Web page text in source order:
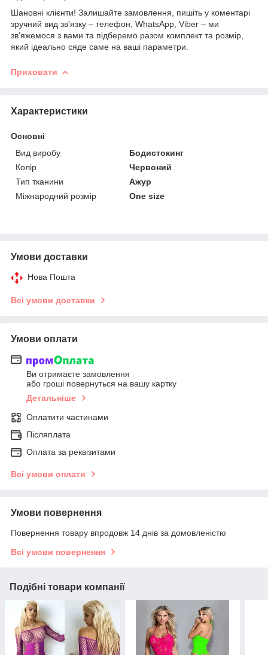
Шановні клієнти! Залишайте замовлення, пишіть у коментарі
зручний вид зв'язку – телефон, WhatsApp, Viber – ми
зв'яжемося з вами та підберемо разом комплект та розмір,
який ідеально сяде саме на ваші параметри.
Приховати
Характеристики
Основні
Вид виробу
Бодистокинг
Колір
Червоний
Тип тканини
Ажур
Міжнародний розмір
One size
Умови доставки
Нова Пошта
Всі умови доставки
Умови оплати
Ви отримаєте замовлення
або гроші повернуться на вашу картку
Детальніше
Оплатити частинами
Післяплата
Оплата за реквізитами
Всі умови оплати
Умови повернення
Повернення товару впродовж 14 днів за домовленістю
Всі умови повернення
Подібні товари компанії